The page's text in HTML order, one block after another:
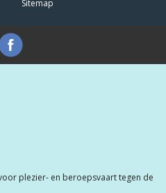
Sitemap
plezier- en beroepsvaart tegen de